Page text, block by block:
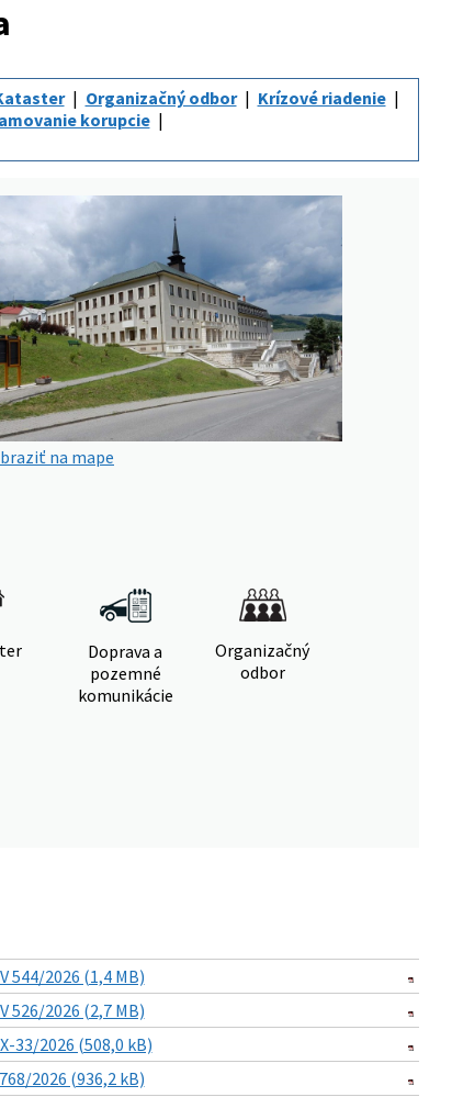
Organizačný odbor
Krízové riadenie
korupcie
na mape
Doprava a
pozemné
komunikácie
Organizačný
odbor
2026 (1,4 MB)
2026 (2,7 MB)
33/2026 (508,0 kB)
2026 (936,2 kB)